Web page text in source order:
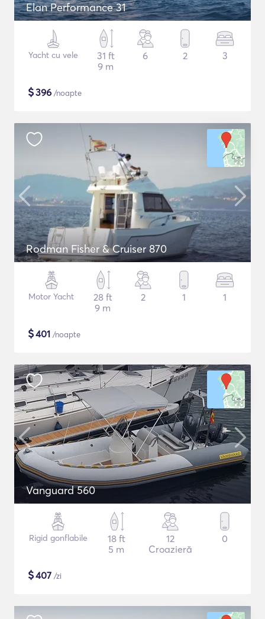
Elan Performance 31
Yacht cu vele
31 ft
9 m
6 2 3
$396 /noapte
Rodman Fisher & Cruiser 870
Motor Yacht
28 ft
9 m
2 1 1
$401 /noapte
Vanguard 560
Rigid gonflabile
18 ft
5 m
12
Croazieră
0
$407 /zi